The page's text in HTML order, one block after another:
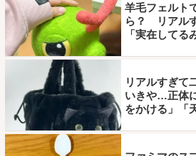
羊毛フェルト
ら？ リアル
「実在してる
リアルすぎ
いきや…正体
をかける」「